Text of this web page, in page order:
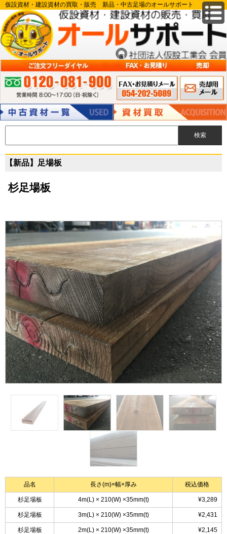
仮設資材・建設資材の買取・販売 新品・中古足場のオールサポート
ご注文フリーダイヤル:0120-081-900 営業時間 8:00～17:00（日・祝除
く）
FAX申込み 054-
202-5089
メールでのお
問い合わせ
中古資材
資材買取
【新品】足場板
杉足場板
品名 長さ(m)×幅×厚み 税込価格
杉足場板 4m(L) × 210(W) ×35mm(t) ¥3,289
杉足場板 3m(L) × 210(W) ×35mm(t) ¥2,431
杉足場板 2m(L) × 210(W) ×35mm(t) ¥2,145